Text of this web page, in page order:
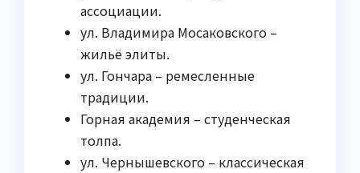
ассоциации.
ул. Владимира Мосаковского –
жильё элиты.
ул. Гончара – ремесленные
традиции.
Горная академия – студенческая
толпа.
ул. Чернышевского – классическая